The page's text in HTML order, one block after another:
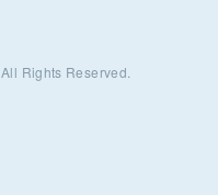
All Rights Reserved.